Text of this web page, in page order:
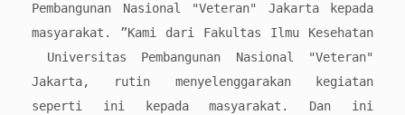
Pembangunan Nasional "Veteran" Jakarta kepada
masyarakat. ”Kami dari Fakultas Ilmu Kesehatan
Universitas Pembangunan Nasional "Veteran"
Jakarta, rutin menyelenggarakan kegiatan
seperti ini kepada masyarakat. Dan ini